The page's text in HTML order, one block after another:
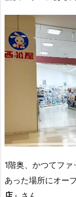
1階奥、かつてフ
あった場所にオー